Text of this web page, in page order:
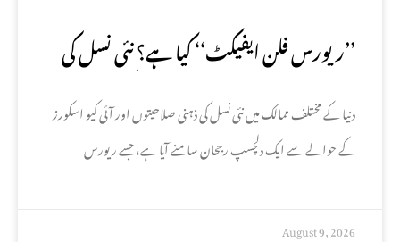
’’ریورس فلن ایفیکٹ‘‘ کیا ہے؟ نئی نسل کی
ذہانت میں کمی کی وجوہات سامنے آگئیں
دنیا کے مختلف ممالک میں نئی نسل کی ذہنی صلاحیتوں اور آئی کیو اسکورز
کے حوالے سے ایک دلچسپ رجحان سامنے آیا ہے، جسے ریورس
August 9, 2026